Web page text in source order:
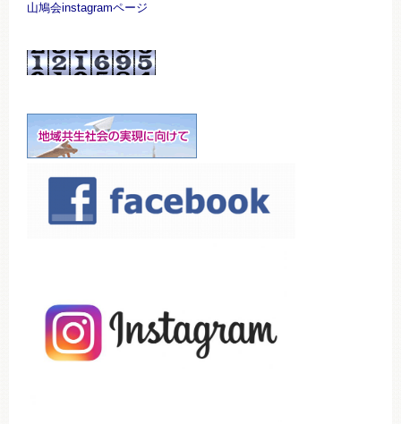
山鳩会instagramページ